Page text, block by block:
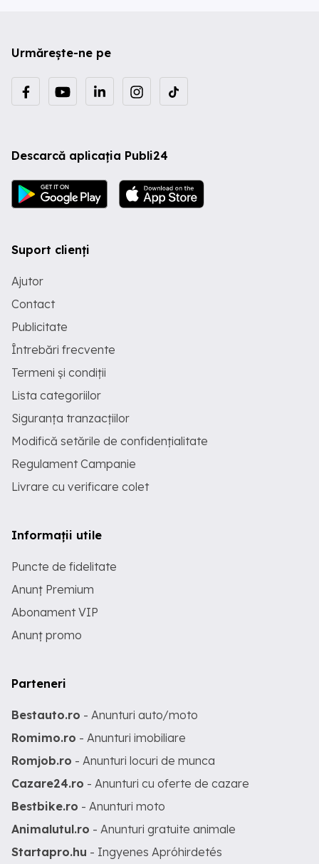
Urmărește-ne pe
Descarcă aplicația Publi24
Suport clienți
Ajutor
Contact
Publicitate
Întrebări frecvente
Termeni și condiții
Lista categoriilor
Siguranța tranzacțiilor
Modifică setările de confidențialitate
Regulament Campanie
Livrare cu verificare colet
Informații utile
Puncte de fidelitate
Anunț Premium
Abonament VIP
Anunț promo
Parteneri
Bestauto.ro - Anunturi auto/moto
Romimo.ro - Anunturi imobiliare
Romjob.ro - Anunturi locuri de munca
Cazare24.ro - Anunturi cu oferte de cazare
Bestbike.ro - Anunturi moto
Animalutul.ro - Anunturi gratuite animale
Startapro.hu - Ingyenes Apróhirdetés